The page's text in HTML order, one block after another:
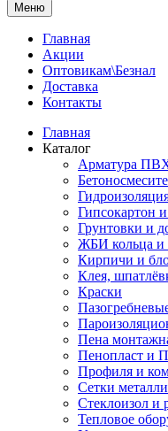
Меню
Главная
Акции
Оптовикам\Безнал
Доставка
Контакты
Главная
Каталог
Арматура
Гипсокартон
Грунтовки и
ЖБИ кольца и
Кирпичи и
Клея,
Краски
Пена
Пенопласт и
Профиля и
Сетки
Стеклоизол и
Тепловое